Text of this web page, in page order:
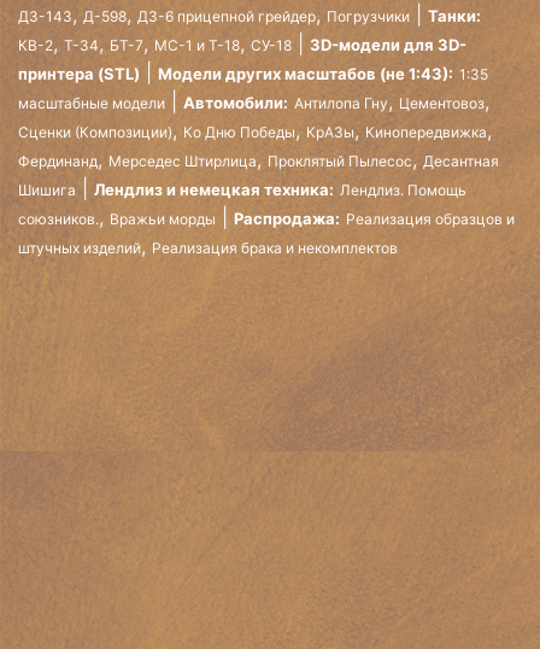
ДЗ-143, Д-598, ДЗ-6 прицепной грейдер, Погрузчики Танки:
КВ-2, Т-34, БТ-7, МС-1 и Т-18, СУ-18
3D-модели для 3D-
принтера (STL)
Модели других масштабов (не 1:43): 1:35
масштабные модели
Автомобили: Антилопа Гну, Цементовоз,
Сценки (Композиции), Ко Дню Победы, КрАЗы, Кинопередвижка,
Фердинанд, Мерседес Штирлица, Проклятый Пылесос, Десантная
Шишига
Лендлиз и немецкая техника: Лендлиз. Помощь
союзников., Вражьи морды Распродажа: Реализация образцов и
штучных изделий, Реализация брака и некомплектов